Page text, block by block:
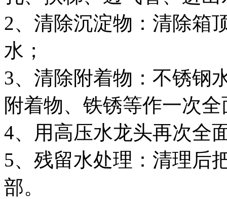
2、清除沉淀物：清除箱
水；
3、清除附着物：不锈钢
附着物、铁锈等作一次
4、用高压水龙头再次全
5、残留水处理：清理后
部。